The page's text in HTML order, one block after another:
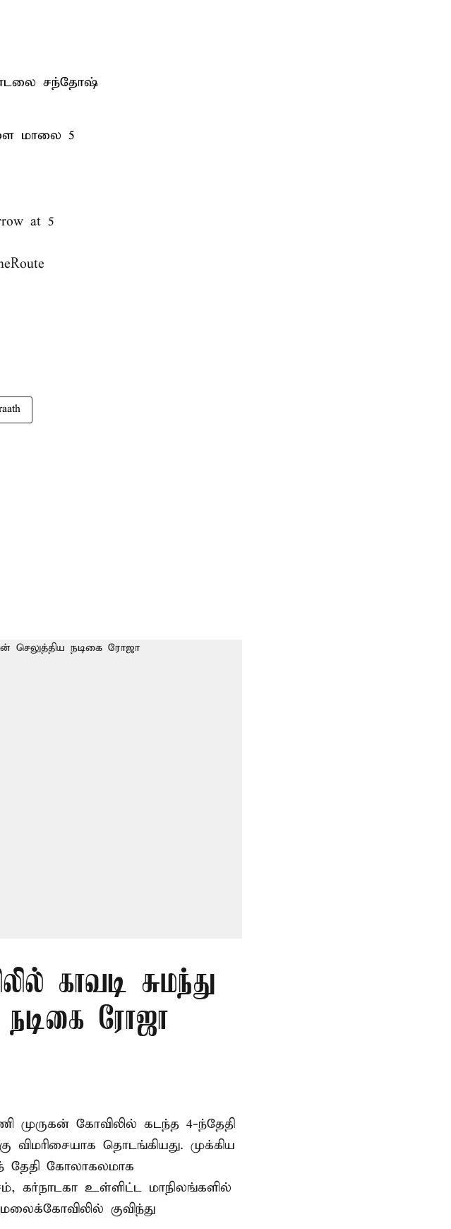
சந்தோஷ்
மாலை 5
at 5
காவடி சுமந்து
நடிகை ரோஜா
முருகன் கோவிலில் கடந்த 4-ந்தேதி
விமரிசையாக தொடங்கியது. முக்கிய
ந் தேதி கோலாகலமாக
கர்நாடகா உள்ளிட்ட மாநிலங்களில்
குவிந்து